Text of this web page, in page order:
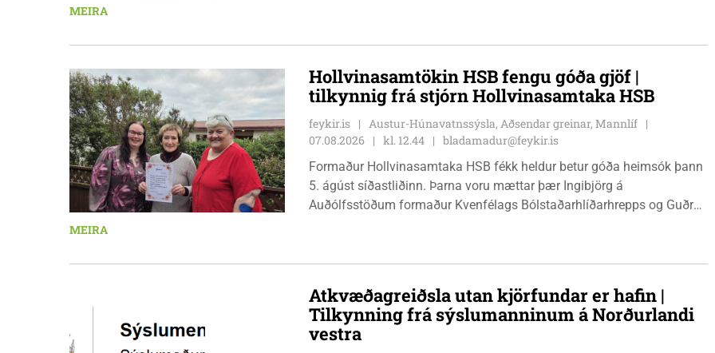
MEIRA
Hollvinasamtökin HSB fengu góða gjöf |
tilkynnig frá stjórn Hollvinasamtaka HSB
feykir.is
Austur-Húnavatnssýsla, Aðsendar greinar, Mannlíf
07.08.2026
kl. 12.44
bladamadur@feykir.is
Formaður Hollvinasamtaka HSB fékk heldur betur góða heimsók þann
5. ágúst síðastliðinn. Þarna voru mættar þær Ingibjörg á
Auðólfsstöðum formaður Kvenfélags Bólstaðarhlíðarhrepps og Guðrún
höggbylgjutæki í aðstöðu sjúkraþjálfara.
MEIRA
Atkvæðagreiðsla utan kjörfundar er hafin |
Tilkynning frá sýslumanninum á Norðurlandi
vestra